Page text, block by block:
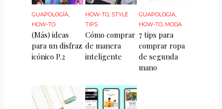
GUAPOLOGÍA,
HOW-TO
(Más) ideas
para un disfraz
icónico P.2
HOW-TO, STYLE
TIPS
Cómo comprar
de manera
inteligente
GUAPOLOGÍA,
HOW-TO, MODA
7 tips para
comprar ropa
de segunda
mano